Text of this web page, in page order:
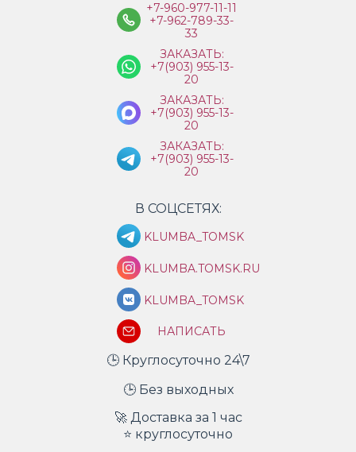
+7-960-977-11-11
+7-962-789-33-
33
ЗАКАЗАТЬ:
+7(903) 955-13-
20
ЗАКАЗАТЬ:
+7(903) 955-13-
20
ЗАКАЗАТЬ:
+7(903) 955-13-
20
В СОЦСЕТЯХ:
KLUMBA_TOMSK
KLUMBA.TOMSK.RU
KLUMBA_TOMSK
НАПИСАТЬ
🕒 Круглосуточно 24\7
🕒 Без выходных
🚀 Доставка за 1 час
⭐ круглосуточно